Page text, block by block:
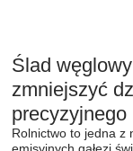
Ślad
zmniejszyć
precyzyjnego
Rolnictwo to jedna z